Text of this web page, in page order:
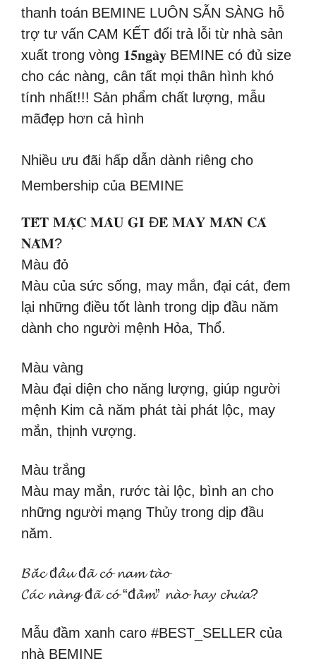
thanh toán BEMINE LUÔN SẴN SÀNG hỗ
trợ tư vấn CAM KẾT đổi trả lỗi từ nhà sản
xuất trong vòng 𝟏𝟓𝐧𝐠𝐚̀𝐲 BEMINE có đủ size
cho các nàng, cân tất mọi thân hình khó
tính nhất!!! Sản phẩm chất lượng, mẫu
mãđẹp hơn cả hình
Nhiều ưu đãi hấp dẫn dành riêng cho
Membership của BEMINE
𝐓𝐄̂́𝐓 𝐌𝐀̣̆𝐂 𝐌𝐀̀𝐔 𝐆𝐈̀ Đ𝐄̂̉ 𝐌𝐀𝐘 𝐌𝐀̆́𝐍 𝐂𝐀̉
𝐍𝐀̆𝐌?
Màu đỏ
Màu của sức sống, may mắn, đại cát, đem
lại những điều tốt lành trong dịp đầu năm
dành cho người mệnh Hỏa, Thổ.
Màu vàng
Màu đại diện cho năng lượng, giúp người
mệnh Kim cả năm phát tài phát lộc, may
mắn, thịnh vượng.
Màu trắng
Màu may mắn, rước tài lộc, bình an cho
những người mạng Thủy trong dịp đầu
năm.
𝓑𝓪̆́𝓬 đ𝓪̂̉𝓾 đ𝓪̃ 𝓬𝓸́ 𝓷𝓪𝓶 𝓽𝓪̀𝓸
𝓒𝓪́𝓬 𝓷𝓪̀𝓷𝓰 đ𝓪̃ 𝓬𝓸́ “đ𝓪̂̀𝓶” 𝓷𝓪̀𝓸 𝓱𝓪𝔂 𝓬𝓱𝓾̛𝓪?
Mẫu đầm xanh caro #BEST_SELLER của
nhà BEMINE